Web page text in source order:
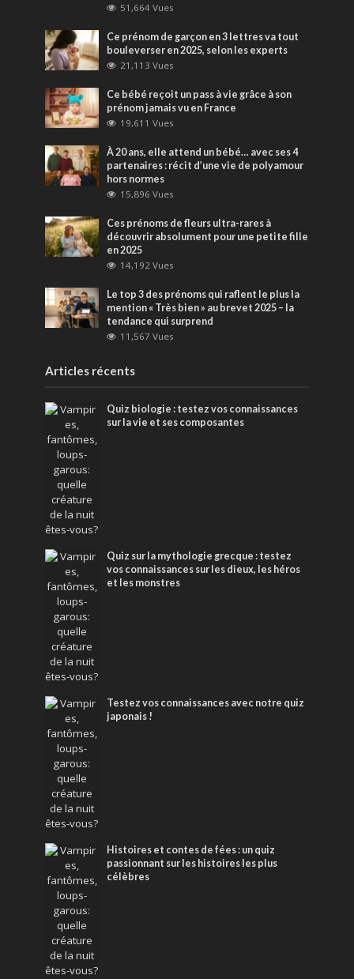
51,664 Vues
Ce prénom de garçon en 3 lettres va tout
bouleverser en 2025, selon les experts
21,113 Vues
Ce bébé reçoit un pass à vie grâce à son
prénom jamais vu en France
19,611 Vues
À 20 ans, elle attend un bébé… avec ses 4
partenaires : récit d’une vie de polyamour
hors normes
15,896 Vues
Ces prénoms de fleurs ultra-rares à
découvrir absolument pour une petite fille
en 2025
14,192 Vues
Le top 3 des prénoms qui raflent le plus la
mention « Très bien » au brevet 2025 – la
tendance qui surprend
11,567 Vues
Articles récents
Quiz biologie : testez vos connaissances
sur la vie et ses composantes
Quiz sur la mythologie grecque : testez
vos connaissances sur les dieux, les héros
et les monstres
Testez vos connaissances avec notre quiz
japonais !
Histoires et contes de fées : un quiz
passionnant sur les histoires les plus
célèbres